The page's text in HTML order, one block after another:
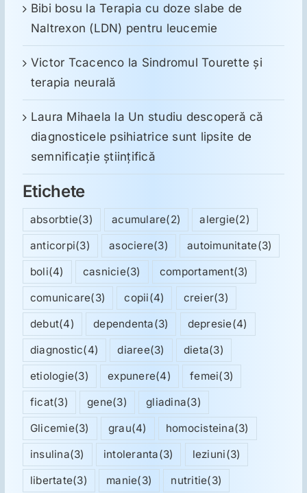
Bibi bosu laTerapia cu doze slabe de
Naltrexon (LDN) pentru leucemie
Victor Tcacenco la Sindromul Tourette şi
terapia neurală
Laura Mihaela la Un studiu descoperă că
diagnosticele psihiatrice sunt lipsite de
semnificație științifică
Etichete
absorbtie(3) acumulare(2) alergie(2)
anticorpi(3) asociere(3) autoimunitate(3)
boli(4) casnicie(3) comportament(3)
comunicare(3) copii(4) creier(3)
debut(4) dependenta(3) depresie(4)
diagnostic(4) diaree(3) dieta(3)
etiologie(3) expunere(4) femei(3)
ficat(3) gene(3) gliadina(3)
Glicemie(3) grau(4) homocisteina(3)
insulina(3) intoleranta(3) leziuni(3)
libertate(3) manie(3) nutritie(3)